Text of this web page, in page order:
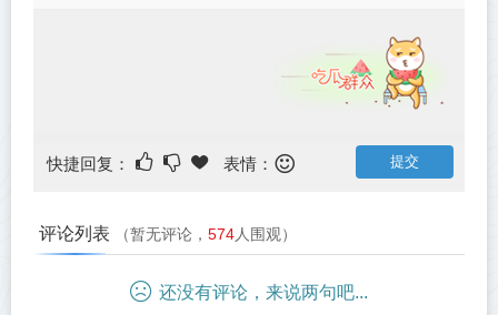
快捷回复： 表情：
评论列表 （暂无评论， 574人围观）
还没有评论，来说两句吧...